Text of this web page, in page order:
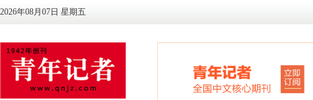
2026年08月07日 星期五